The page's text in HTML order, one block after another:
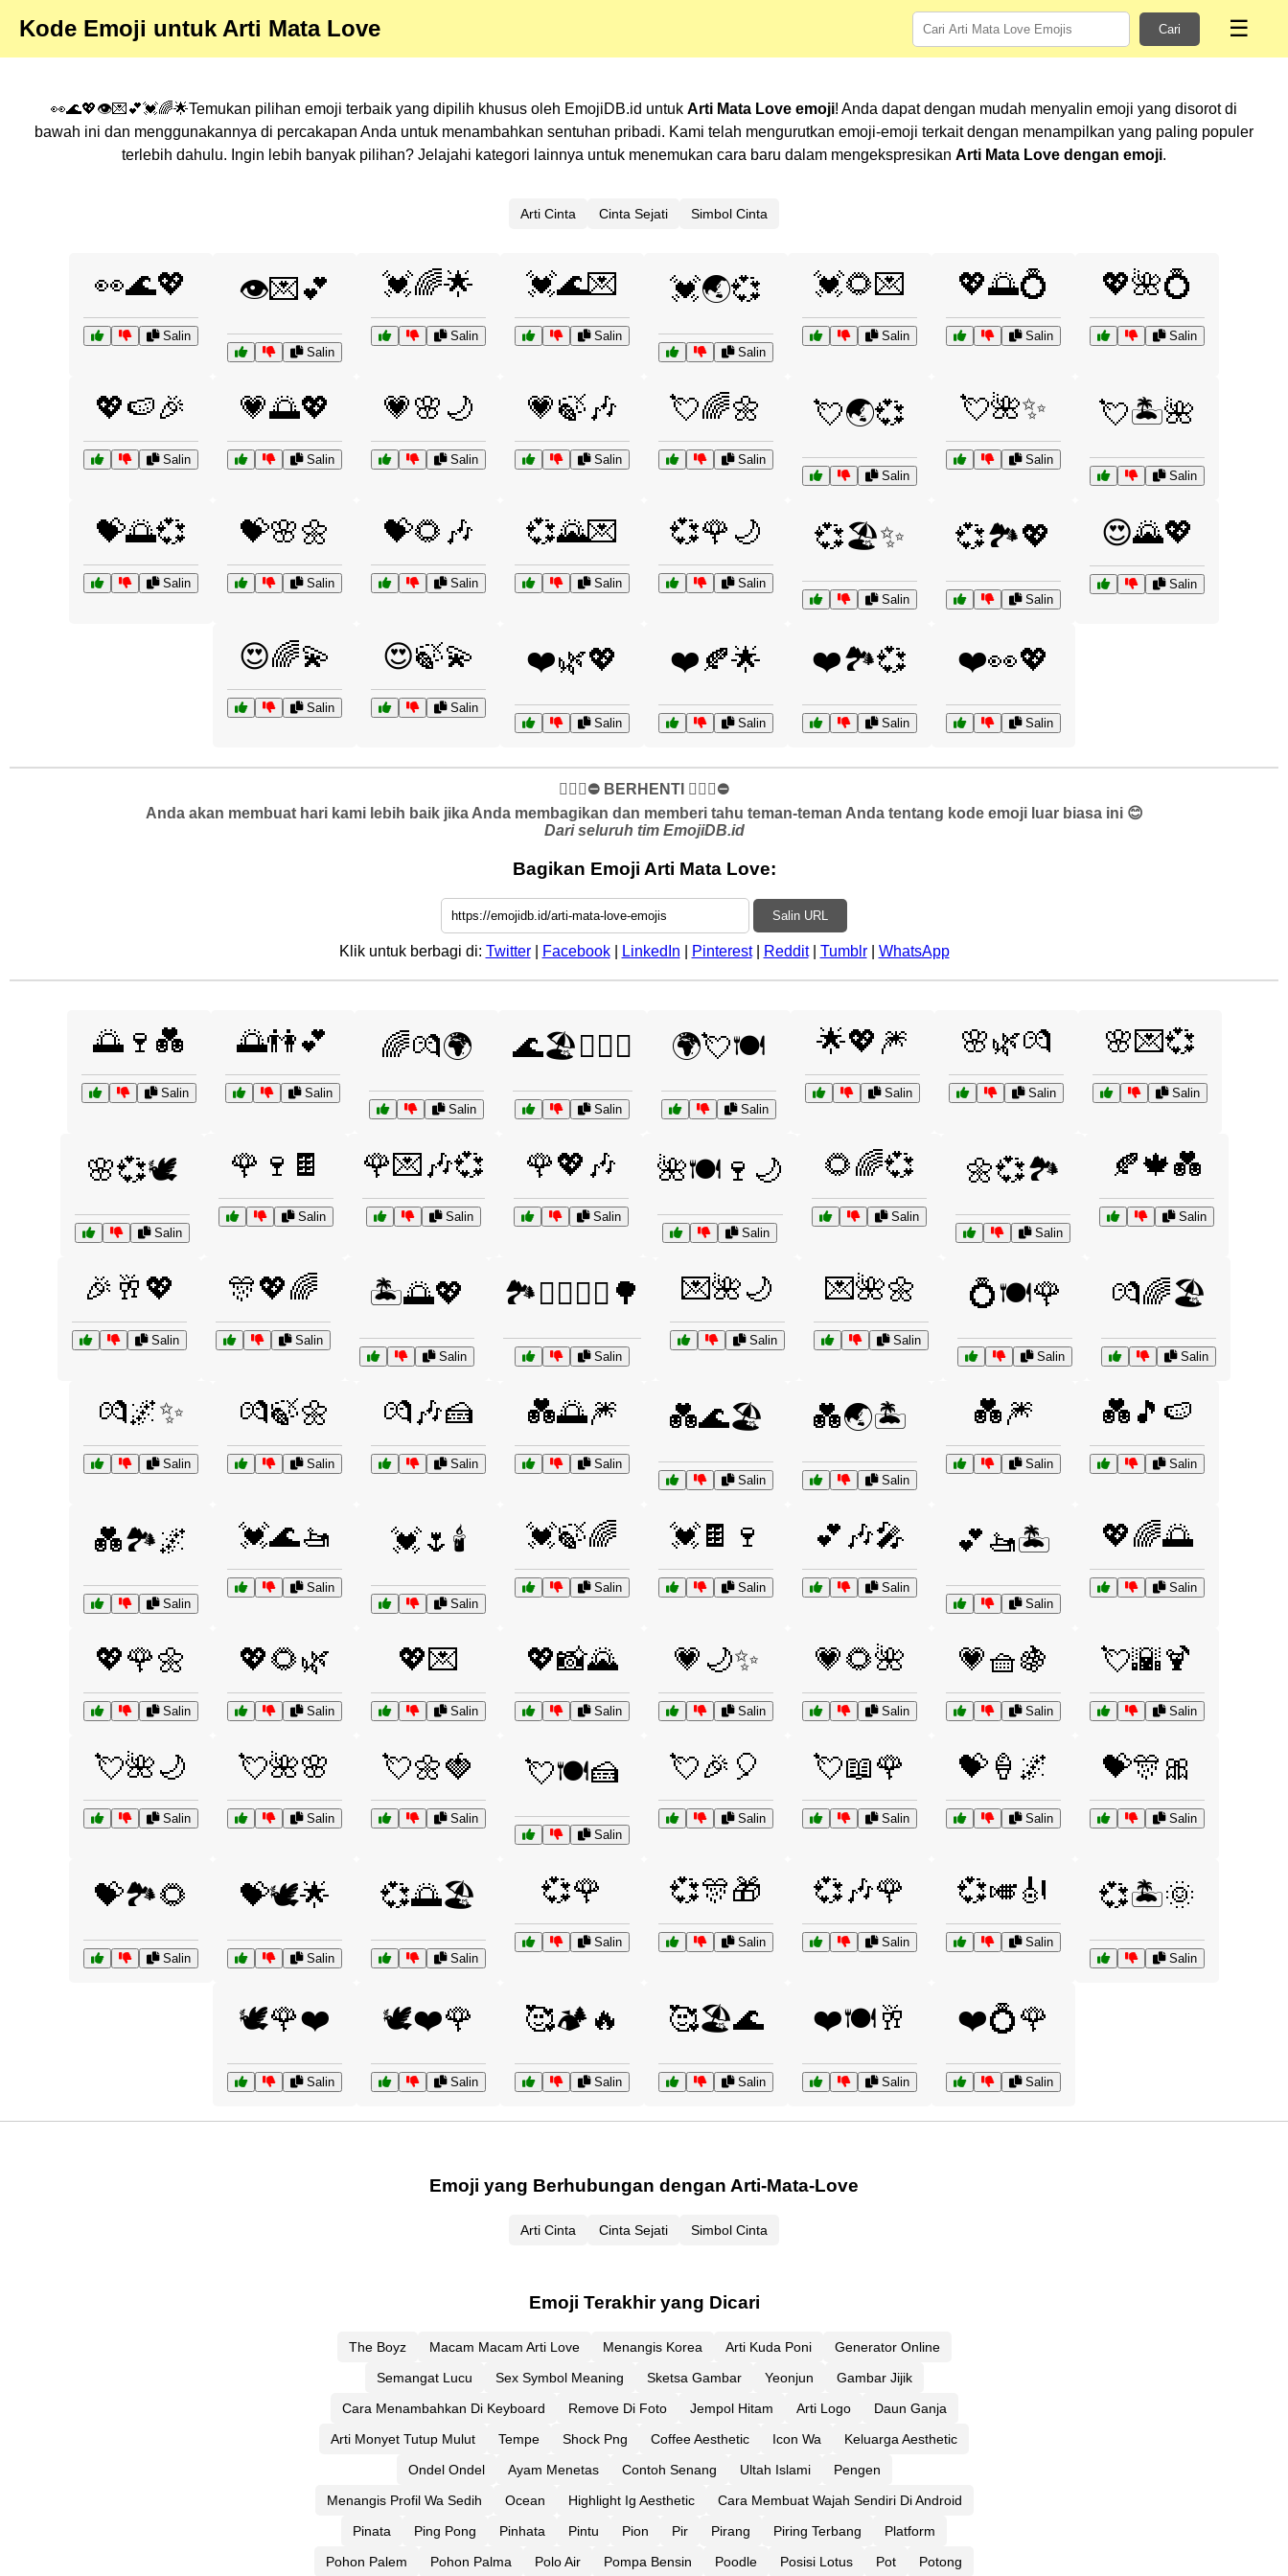
Kode Emoji untuk Arti Mata Love Cari ☰
👀🌊💖👁️💌💕💓🌈🌟Temukan pilihan emoji terbaik yang dipilih khusus oleh EmojiDB.id untuk Arti Mata Love emoji! Anda dapat dengan mudah menyalin emoji yang disorot di
bawah ini dan menggunakannya di percakapan Anda untuk menambahkan sentuhan pribadi. Kami telah mengurutkan emoji-emoji terkait dengan menampilkan yang paling populer
terlebih dahulu. Ingin lebih banyak pilihan? Jelajahi kategori lainnya untuk menemukan cara baru dalam mengekspresikan Arti Mata Love dengan emoji.
Arti Cinta Cinta Sejati Simbol Cinta
👀🌊💖
Salin
👁️💌💕
Salin
💓🌈🌟
Salin
💓🌊💌
Salin
💓🌏💞
Salin
💓🌻💌
Salin
💖🌅💍
Salin
💖🌺💍
Salin
💖🍉🎉
Salin
💗🌅💖
Salin
💗🌸🌙
Salin
💗🍃🎶
Salin
💘🌈🌼
Salin
💘🌏💞
Salin
💘🌺✨
Salin
💘🏝️🌺
Salin
💝🌅💞
Salin
💝🌸🌼
Salin
💝🌻🎶
Salin
💞🌄💌
Salin
💞🌹🌙
Salin
💞🏖️✨
Salin
💞🏞️💖
Salin
😍🌄💖
Salin
😍🌈💫
Salin
😍🍃💫
Salin
❤️🌿💖
Salin
❤️🍂🌟
Salin
❤️🏞️💞
Salin
❤️👀💖
Salin
✋🏻🛑⛔️ BERHENTI ✋🏻🛑⛔️
Anda akan membuat hari kami lebih baik jika Anda membagikan dan memberi tahu teman-teman Anda tentang kode emoji luar biasa ini 😊
Dari seluruh tim EmojiDB.id
Bagikan Emoji Arti Mata Love:
Salin URL
Klik untuk berbagi di: Twitter| Facebook| LinkedIn Pinterest| Reddit| Tumblr| WhatsApp
🌅🍷💑
Salin
🌅👫💕
Salin
🌈💏🌍
Salin
🌊🏖️👩‍❤️‍👨
Salin
🌍💘🍽️
Salin
🌟💖🎆
Salin
🌸🌿💏
Salin
🌸💌💞
Salin
🌸💞🕊️
Salin
🌹🍷🍫
Salin
🌹💌🎶💞
Salin
🌹💖🎶
Salin
🌺🍽️🍷🌙
Salin
🌻🌈💞
Salin
🌼💞🏞️
Salin
🍂🍁💑
Salin
🎉🥂💖
Salin
🎊💖🌈
Salin
🏝️🌅💖
Salin
🏞️🚶‍♂️🚶‍♀️🌳
Salin
💌🌺🌙
Salin
💌🌺🌼
Salin
💍🍽️🌹
Salin
💏🌈🏖️
Salin
💏🌌✨
Salin
💏🍃🌼
Salin
💏🎶🍰
Salin
💑🌅🎆
Salin
💑🌊🏖️
Salin
💑🌏🏝️
Salin
💑🎆
Salin
💑🎵🍉
Salin
💑🏞️🌌
Salin
💓🌊🚤
Salin
💓🌷🕯️
Salin
💓🍃🌈
Salin
💓🍫🍷
Salin
💕🎶🎤
Salin
💕🚤🏝️
Salin
💖🌈🌅
Salin
💖🌹🌼
Salin
💖🌻🌿
Salin
💖💌
Salin
💖📸🌄
Salin
💗🌙✨
Salin
💗🌻🌺
Salin
💗🧺🍇
Salin
💘🌇🍹
Salin
💘🌺🌙
Salin
💘🌺🌸
Salin
💘🌼🍓
Salin
💘🍽️🍰
Salin
💘🎉🎈
Salin
💘📖🌹
Salin
💝🍦🌌
Salin
💝🎊🎀
Salin
💝🏞️🌻
Salin
💝🕊️🌟
Salin
💞🌅🏖️
Salin
💞🌹
Salin
💞🎊🎁
Salin
💞🎶🌹
Salin
💞🎺🎻
Salin
💞🏝️🌞
Salin
🕊️🌹❤️
Salin
🕊️❤️🌹
Salin
🥰🏕️🔥
Salin
🥰🏖️🌊
Salin
❤️🍽️🥂
Salin
❤️💍🌹
Salin
Emoji yang Berhubungan dengan Arti-Mata-Love
Arti Cinta Cinta Sejati Simbol Cinta
Emoji Terakhir yang Dicari
The Boyz Macam Macam Arti Love Menangis Korea Arti Kuda Poni
Generator Online
Semangat Lucu
Sex Symbol Meaning Sketsa Gambar Yeonjun
Gambar Jijik
Cara Menambahkan Di Keyboard
Remove Di Foto Jempol Hitam Arti Logo
Daun Ganja
Arti Monyet Tutup Mulut
Tempe Shock Png Coffee Aesthetic Icon Wa
Keluarga Aesthetic
Ondel Ondel
Ayam Menetas Contoh Senang Ultah Islami
Pengen
Menangis Profil Wa Sedih
Ocean Highlight Ig Aesthetic
Cara Membuat Wajah Sendiri Di Android
Pinata
Ping Pong Pinhata Pintu Pion Pir Pirang Piring Terbang
Platform
Pohon Palem
Pohon Palma Polo Air Pompa Bensin Poodle Posisi Lotus Pot Potong